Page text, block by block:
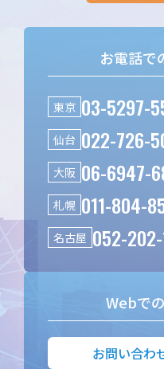
お電話で
東京 03-5297-
仙台 022-726-
大阪 06-6947-
札幌 011-804-
名古屋 052-
Webで
お問い合わ